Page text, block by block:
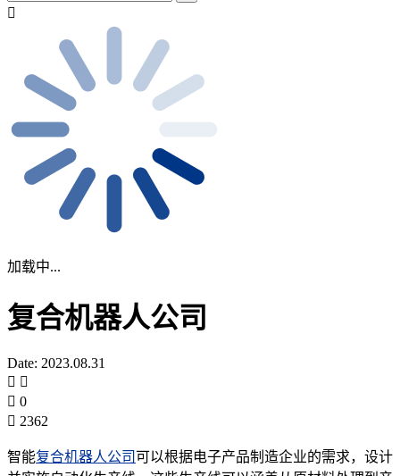
加载中...
复合机器人公司
Date: 2023.08.31
0
2362
智能复合机器人公司可以根据电子产品制造企业的需求，设计